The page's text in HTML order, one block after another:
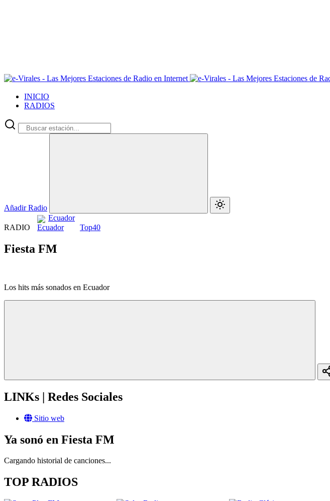
INICIO
RADIOS
Añadir Radio
RADIO
Ecuador
Top40
Fiesta FM
Los hits más sonados en Ecuador
LINKs | Redes Sociales
Sitio web
Ya sonó en Fiesta FM
Cargando historial de canciones...
TOP RADIOS